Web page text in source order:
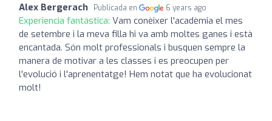
Alex Bergerach Publicada en 6 years ago
Experiencia fantástica: Vam conèixer l'acadèmia el mes
de setembre i la meva filla hi va amb moltes ganes i està
encantada. Són molt professionals i busquen sempre la
manera de motivar a les classes i es preocupen per
l'evolució i l'aprenentatge! Hem notat que ha evolucionat
molt!